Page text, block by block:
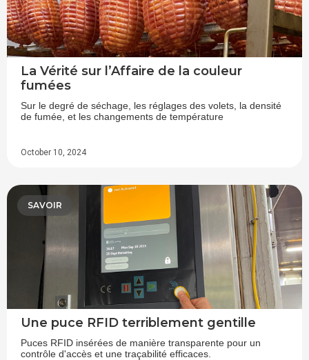
La Vérité sur l’Affaire de la couleur
fumées
Sur le degré de séchage, les réglages des volets, la densité
de fumée, et les changements de température
October 10, 2024
SAVOIR
Une puce RFID terriblement gentille
Puces RFID insérées de manière transparente pour un
contrôle d'accès et une traçabilité efficaces.